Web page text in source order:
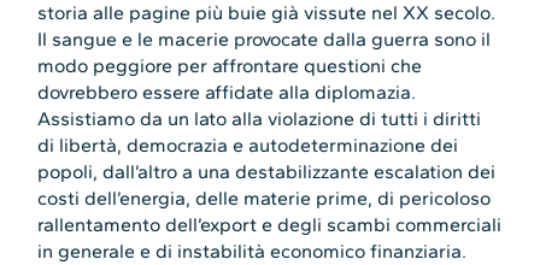
storia alle pagine più buie già vissute nel XX secolo.
Il sangue e le macerie provocate dalla guerra sono il
modo peggiore per affrontare questioni che
dovrebbero essere affidate alla diplomazia.
Assistiamo da un lato alla violazione di tutti i diritti
di libertà, democrazia e autodeterminazione dei
popoli, dall’altro a una destabilizzante escalation dei
costi dell’energia, delle materie prime, di pericoloso
rallentamento dell’export e degli scambi commerciali
in generale e di instabilità economico finanziaria.